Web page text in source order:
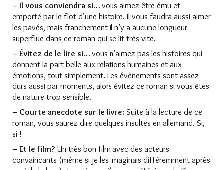
– Il vous conviendra si… vous aimez être ému et
emporté par le flot d’une histoire. Il vous faudra aussi aimer
les pavés, mais franchement il n’y a aucune longueur
superflue dans ce roman qui se lit très vite.
– Évitez de le lire si… vous n’aimez pas les histoires qui
donnent la part belle aux relations humaines et aux
émotions, tout simplement. Les évènements sont assez
durs aussi par moments, alors évitez ce roman si vous êtes
de nature trop sensible.
– Courte anecdote sur le livre: Suite à la lecture de ce
roman, vous saurez dire quelques insultes en allemand. Si,
si !
– Et le film? Un très bon film avec des acteurs
convaincants (même si je les imaginais différemment après